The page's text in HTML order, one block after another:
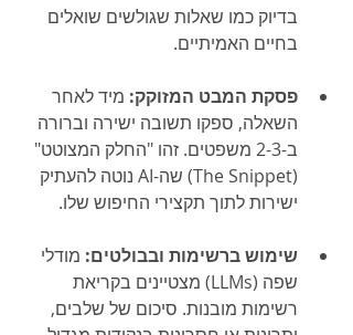
בדיוק כמו שאלות שגולשים שואלים
בחיים האמיתיים.
פסקת המבט המזוקק: מיד לאחר
השאלה, ספקו תשובה ישירה וברורה
ב-2-3 משפטים. זהו "החלק המצוטט"
(The Snippet) שה-AI נוטה להעתיק
ישירות לתוך תקצירי החיפוש שלו.
שימוש ברשימות ובבולטים: מודלי
שפה (LLMs) מצטיינים בקריאת
רשימות מובנות. סיכום של שלבים,